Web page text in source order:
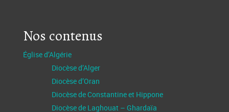
Nos contenus
Église d’Algérie
Diocèse d’Alger
Diocèse d’Oran
Diocèse de Constantine et Hippone
Diocèse de Laghouat – Ghardaïa